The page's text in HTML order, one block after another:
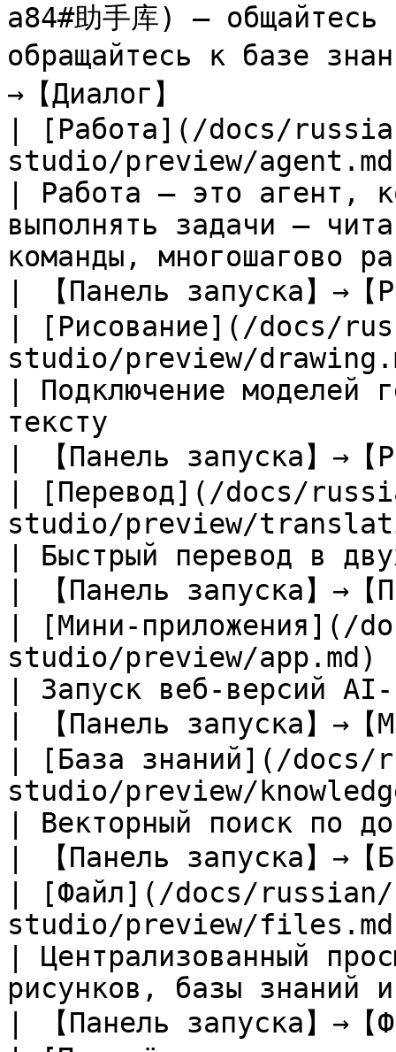
a84#助手库) —
обращайтесь к базе
→【Диалог】
| [Работа](/docs/
studio/preview/
| Работа — это агент,
выполнять задачи —
команды, многошагово
| 【Панель запуска
| [Рисование](/docs/
studio/preview/
| Подключение моделей
тексту
| 【Панель запуска
| [Перевод](/docs/
studio/preview/
| Быстрый перевод в
| 【Панель запуска
| [Мини-приложения](/
studio/preview/app.md)
| Запуск веб-версий AI-
| 【Панель запуска】
| [База знаний](/
studio/preview/
| Векторный поиск по
| 【Панель запуска】
| [Файл](/docs/
studio/preview/
| Централизованный
рисунков, базы знаний
| 【Панель запуска